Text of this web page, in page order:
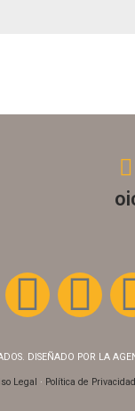
DISEÑADO POR LA
Legal · Política de Privacidad